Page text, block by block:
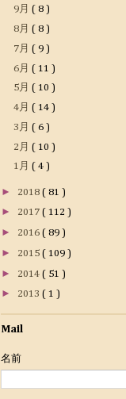
9月 ( 8 )
8月 ( 8 )
7月 ( 9 )
6月 ( 11 )
5月 ( 10 )
4月 ( 14 )
3月 ( 6 )
2月 ( 10 )
1月 ( 4 )
► 2018 ( 81 )
► 2017 ( 112 )
► 2016 ( 89 )
► 2015 ( 109 )
► 2014 ( 51 )
► 2013 ( 1 )
Mail
名前